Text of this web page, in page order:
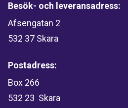
Besök- och leveransadress:
Afsengatan 2
532 37 Skara
Postadress:
Box 266
532 23 Skara